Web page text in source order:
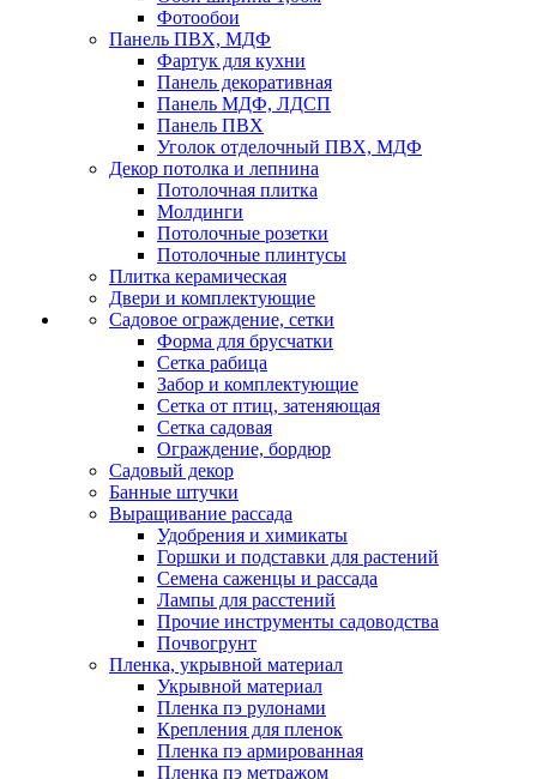
Фотообои
Панель ПВХ, МДФ
Фартук для кухни
Панель декоративная
Панель МДФ, ЛДСП
Панель ПВХ
Уголок отделочный ПВХ, МДФ
Декор потолка и лепнина
Потолочная плитка
Молдинги
Потолочные розетки
Потолочные плинтусы
Плитка керамическая
Двери и комплектующие
Садовое ограждение, сетки
Форма для брусчатки
Сетка рабица
Забор и комплектующие
Сетка от птиц, затеняющая
Сетка садовая
Ограждение, бордюр
Садовый декор
Банные штучки
Выращивание рассада
Удобрения и химикаты
Горшки и подставки для растений
Семена саженцы и рассада
Лампы для расстений
Прочие инструменты садоводства
Почвогрунт
Пленка, укрывной материал
Укрывной материал
Пленка пэ рулонами
Крепления для пленок
Пленка пэ армированная
Пленка пэ метражом